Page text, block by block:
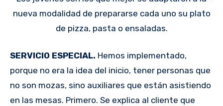
nueva modalidad de prepararse cada uno su plato
de pizza, pasta o ensaladas.
SERVICIO ESPECIAL. Hemos implementado,
porque no era la idea del inicio, tener personas que
no son mozas, sino auxiliares que están asistiendo
en las mesas. Primero. Se explica al cliente que